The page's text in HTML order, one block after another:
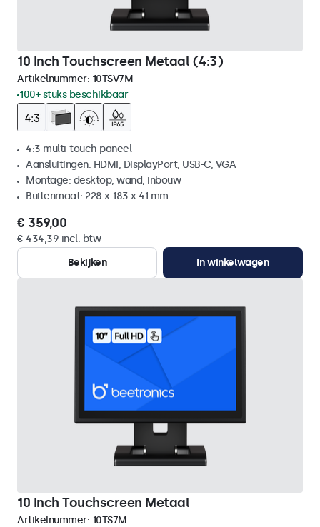
10 Inch Touchscreen Metaal (4:3)
Artikelnummer: 10TSV7M
100+ stuks beschikbaar
4:3 multi-touch paneel
Aansluitingen: HDMI, DisplayPort, USB-C, VGA
Montage: desktop, wand, inbouw
Buitenmaat: 228 x 183 x 41 mm
€ 359,00
€ 434,39 incl. btw
Bekijken
In winkelwagen
10 Inch Touchscreen Metaal
Artikelnummer: 10TS7M